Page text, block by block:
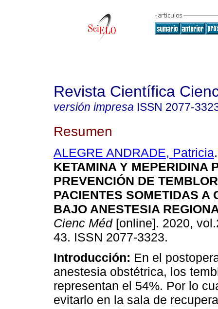
Revista Científica
versión impresa ISSN 2077-
Resumen
ALEGRE ANDRADE, Patricia.
KETAMINA Y MEPERIDINA
PREVENCIÓN DE
PACIENTES SOMETIDAS A
BAJO ANESTESIA
Cienc Méd[online]. 2020,
43. ISSN 2077-3323.
Introducción: En el
anestesia obstétrica, los
representan el 54%. Por lo
evitarlo en la sala de